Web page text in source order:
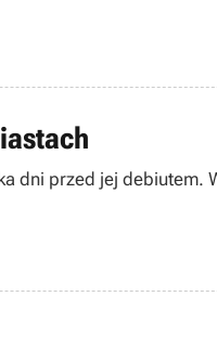
dni przed jej debiutem.